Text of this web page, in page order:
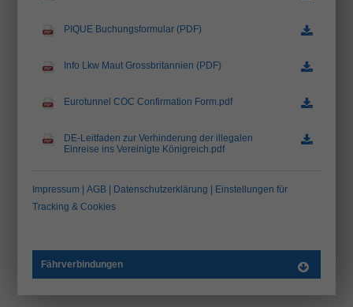
PIQUE Buchungsformular (PDF)
Info Lkw Maut Grossbritannien (PDF)
Eurotunnel COC Confirmation Form.pdf
DE-Leitfaden zur Verhinderung der illegalen
Einreise ins Vereinigte Königreich.pdf
Impressum |AGB Datenschutzerklärung
Einstellungen für
Tracking & Cookies
Fährverbindungen